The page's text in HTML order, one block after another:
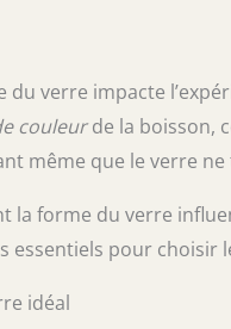
verre impacte
couleurde la boisson,
même que le verre
la forme du verre
essentiels pour choisir
idéal